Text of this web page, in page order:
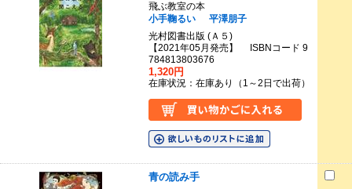
飛ぶ教室の本
小手鞠るい
平澤朋子
光村図書出版 (Ａ５)
【2021年05月発売】 ISBNコード 9
784813803676
1,320円
在庫状況：在庫あり（1～2日で出荷）
青の読み手